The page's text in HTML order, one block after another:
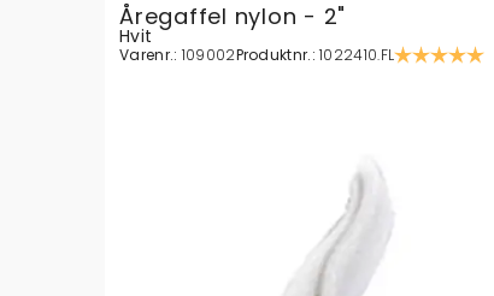
Åregaffel nylon - 2"
Hvit
Varenr.: 109002Produktnr.:1022410.FL